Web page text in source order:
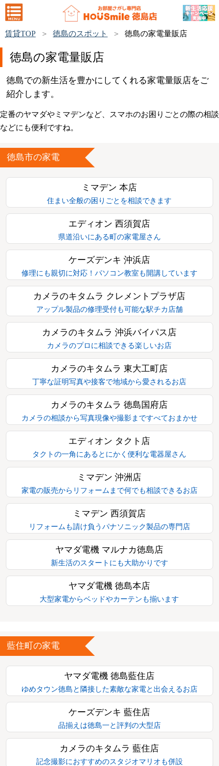
賃貸TOP 徳島のスポット 徳島の家電量販店
徳島の家電量販店
徳島での新生活を豊かにしてくれる家電量販店をご
紹介します。
定番のヤマダやミマデンなど、スマホのお困りごとの際の相談
などにも便利ですね。
徳島市の家電
ミマデン 本店
住まい全般の困りごとを相談できます
エディオン 西須賀店
県道沿いにある町の家電屋さん
ケーズデンキ 沖浜店
修理にも親切に対応！パソコン教室も開講しています
カメラのキタムラ クレメントプラザ店
アップル製品の修理受付も可能な駅チカ店舗
カメラのキタムラ 沖浜バイパス店
カメラのプロに相談できる楽しいお店
カメラのキタムラ 東大工町店
丁寧な証明写真や接客で地域から愛されるお店
カメラのキタムラ 徳島国府店
カメラの相談から写真現像や撮影まですべておまかせ
エディオン タクト店
タクトの一角にあるとにかく便利な電器屋さん
ミマデン 沖洲店
家電の販売からリフォームまで何でも相談できるお店
ミマデン 西須賀店
リフォームも請け負うパナソニック製品の専門店
ヤマダ電機 マルナカ徳島店
新生活のスタートにも大助かりです
ヤマダ電機 徳島本店
大型家電からベッドやカーテンも揃います
藍住町の家電
ヤマダ電機 徳島藍住店
ゆめタウン徳島と隣接した素敵な家電と出会えるお店
ケーズデンキ 藍住店
品揃えは徳島一と評判の大型店
カメラのキタムラ 藍住店
記念撮影におすすめのスタジオマリオも併設